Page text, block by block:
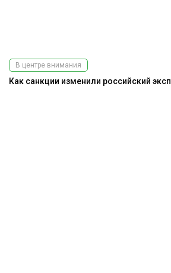
В центре внимания
Как санкции изменили российский